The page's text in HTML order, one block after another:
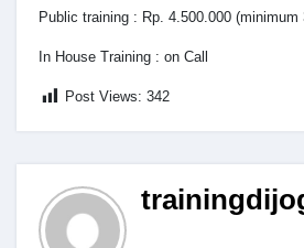
Public training : Rp. 4.500.000 (minimum
In House Training : on Call
Post Views: 342